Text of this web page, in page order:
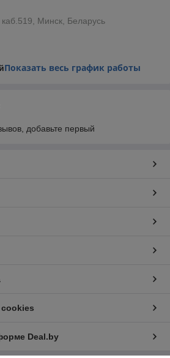
Минск, Беларусь
Показать весь график работы
добавьте первый
Deal.by